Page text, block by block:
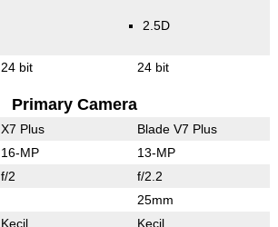
2.5D
24 bit 24 bit
Primary Camera
X7 Plus Blade V7 Plus
16-MP 13-MP
f/2 f/2.2
25mm
Kecil Kecil